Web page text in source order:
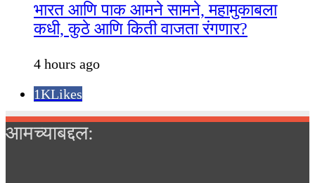
भारत आणि पाक आमने सामने, महामुकाबला
कधी, कुठे आणि किती वाजता रंगणार?
4 hours ago
1KLikes
आमच्याबद्दल: